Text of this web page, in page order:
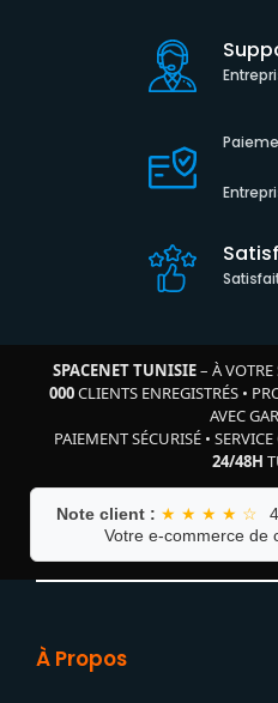
SPACENET TUNISIE– À VOTRE
000CLIENTS ENREGISTRÉS•
AVEC
PAIEMENT SÉCURISÉ •
24/48H
Note client : ★ ★ ★ ★ ☆
Votre e-commerce de
À Propos